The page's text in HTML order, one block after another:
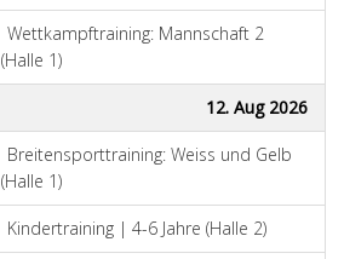
Wettkampftraining: Mannschaft 2
(Halle 1)
12. Aug 2026
Breitensporttraining: Weiss und Gelb
(Halle 1)
Kindertraining | 4-6 Jahre (Halle 2)